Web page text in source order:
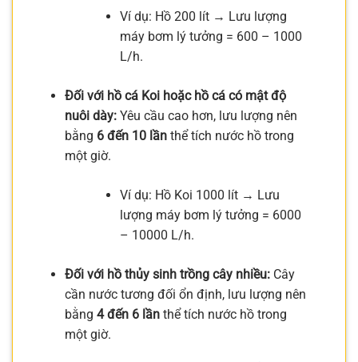
Ví dụ: Hồ 200 lít → Lưu lượng
máy bơm lý tưởng = 600 – 1000
L/h.
Đối với hồ cá Koi hoặc hồ cá có mật độ
nuôi dày:Yêu cầu cao hơn, lưu lượng nên
bằng 6 đến 10 lầnthể tích nước hồ trong
một giờ.
Ví dụ: Hồ Koi 1000 lít → Lưu
lượng máy bơm lý tưởng = 6000
– 10000 L/h.
Đối với hồ thủy sinh trồng cây nhiều:Cây
cần nước tương đối ổn định, lưu lượng nên
bằng 4 đến 6 lầnthể tích nước hồ trong
một giờ.